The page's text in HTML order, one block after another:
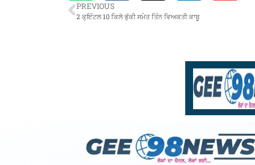
PREVIOUS
2 ਕੁਇੰਟਲ 10 ਕਿਲੋ ਭੁੱਕੀ ਸਮੇਤ ਤਿੰਨ ਵਿਅਕਤੀ ਕਾਬੂ